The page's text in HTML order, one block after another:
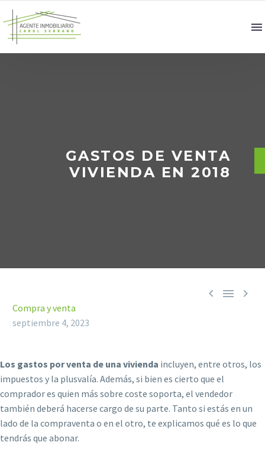
GASTOS DE VENTA
VIVIENDA EN 2018
  
Compra y venta
septiembre 4, 2023
Los gastos por venta de una vivienda incluyen, entre otros, los
impuestos y la plusvalía. Además, si bien es cierto que el
comprador es quien más sobre coste soporta, el vendedor
también deberá hacerse cargo de su parte. Tanto si estás en un
lado de la compraventa o en el otro, te explicamos qué es lo que
tendrás que abonar.